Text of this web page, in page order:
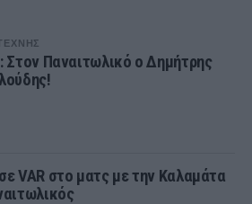
Στον Παναιτωλικό ο Δημήτρης
VAR στο ματς με την Καλαμάτα